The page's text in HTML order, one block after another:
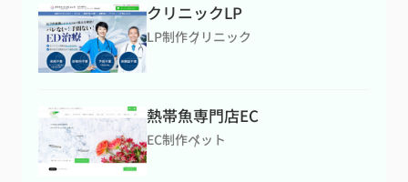
クリニックLP
LP制作クリニック
熱帯魚専門店EC
EC制作ペット